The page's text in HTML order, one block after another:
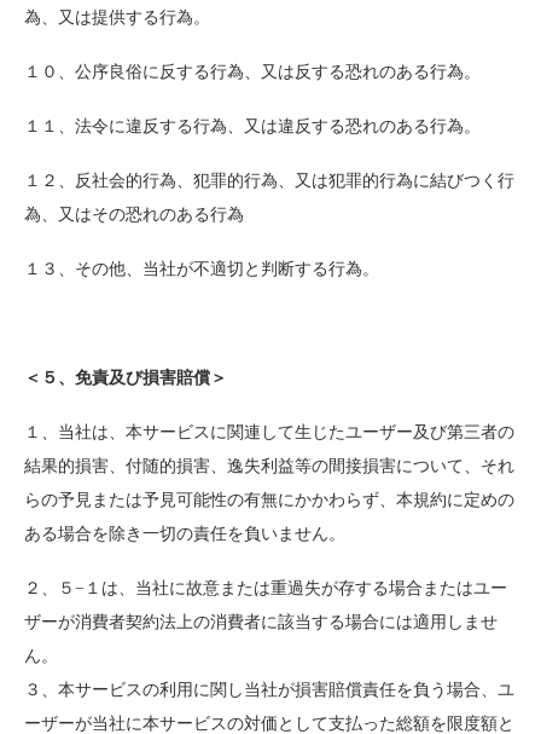
為、又は提供する行為。
１０、公序良俗に反する行為、又は反する恐れのある行為。
１１、法令に違反する行為、又は違反する恐れのある行為。
１２、反社会的行為、犯罪的行為、又は犯罪的行為に結びつく行
為、又はその恐れのある行為
１３、その他、当社が不適切と判断する行為。
＜５、免責及び損害賠償＞
１、当社は、本サービスに関連して生じたユーザー及び第三者の
結果的損害、付随的損害、逸失利益等の間接損害について、それ
らの予見または予見可能性の有無にかかわらず、本規約に定めの
ある場合を除き一切の責任を負いません。
２、５−１は、当社に故意または重過失が存する場合またはユー
ザーが消費者契約法上の消費者に該当する場合には適用しませ
ん。
３、本サービスの利用に関し当社が損害賠償責任を負う場合、ユ
ーザーが当社に本サービスの対価として支払った総額を限度額と